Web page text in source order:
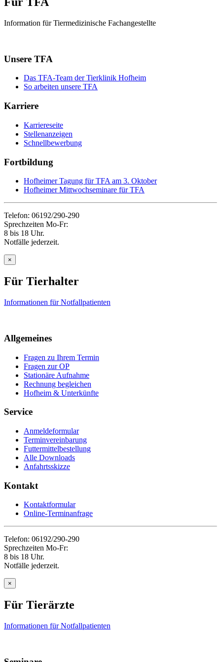
Information für Tiermedizinische Fachangestellte
Unsere TFA
Das TFA-Team der Tierklinik Hofheim
So arbeiten unsere TFA
Karriere
Karriereseite
Stellenanzeigen
Schnellbewerbung
Fortbildung
Hofheimer Tagung für TFA am 3. Oktober
Hofheimer Mittwochseminare für TFA
Telefon: 06192/290-290
Sprechzeiten Mo-Fr:
8 bis 18 Uhr.
Notfälle jederzeit.
×
Für Tierhalter
Informationen für Notfallpatienten
Allgemeines
Fragen zu Ihrem Termin
Fragen zur OP
Stationäre Aufnahme
Rechnung begleichen
Hofheim & Unterkünfte
Service
Anmeldeformular
Terminvereinbarung
Futtermittelbestellung
Alle Downloads
Anfahrtsskizze
Kontakt
Kontaktformular
Online-Terminanfrage
Telefon: 06192/290-290
Sprechzeiten Mo-Fr:
8 bis 18 Uhr.
Notfälle jederzeit.
×
Für Tierärzte
Informationen für Notfallpatienten